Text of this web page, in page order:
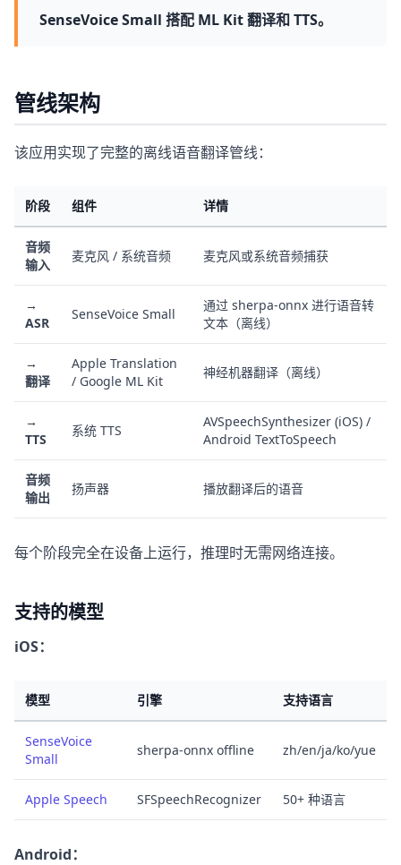
SenseVoice Small 搭配 ML Kit 翻译和 TTS。
管线架构
该应用实现了完整的离线语音翻译管线：
阶段 组件 详情
音频
输入
麦克风 / 系统音频 麦克风或系统音频捕获
→
ASR
SenseVoice Small
通过 sherpa-onnx 进行语音转
文本（离线）
→
翻译
Apple Translation
/ Google ML Kit
神经机器翻译（离线）
→
TTS
系统 TTS
AVSpeechSynthesizer (iOS) /
Android TextToSpeech
音频
输出
扬声器 播放翻译后的语音
每个阶段完全在设备上运行，推理时无需网络连接。
支持的模型
iOS：
模型 引擎 支持语言
SenseVoice
Small
sherpa-onnx offline zh/en/ja/ko/yue
Apple Speech SFSpeechRecognizer 50+ 种语言
Android：